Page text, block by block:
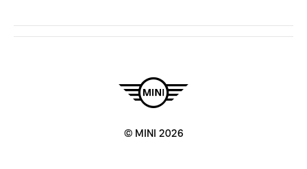
© MINI 2026